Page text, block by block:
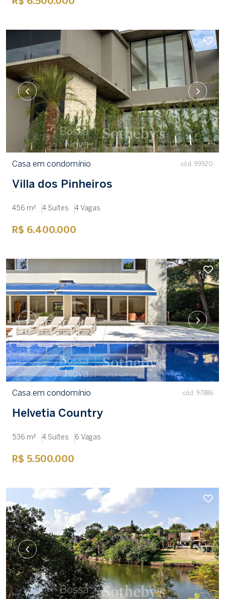
R$ 6.500.000
Casa em condomínio cód. 99920
Villa dos Pinheiros
456 m² 4 Suítes 4 Vagas
R$ 6.400.000
Casa em condomínio cód. 97886
Helvetia Country
536 m² 4 Suítes 6 Vagas
R$ 5.500.000